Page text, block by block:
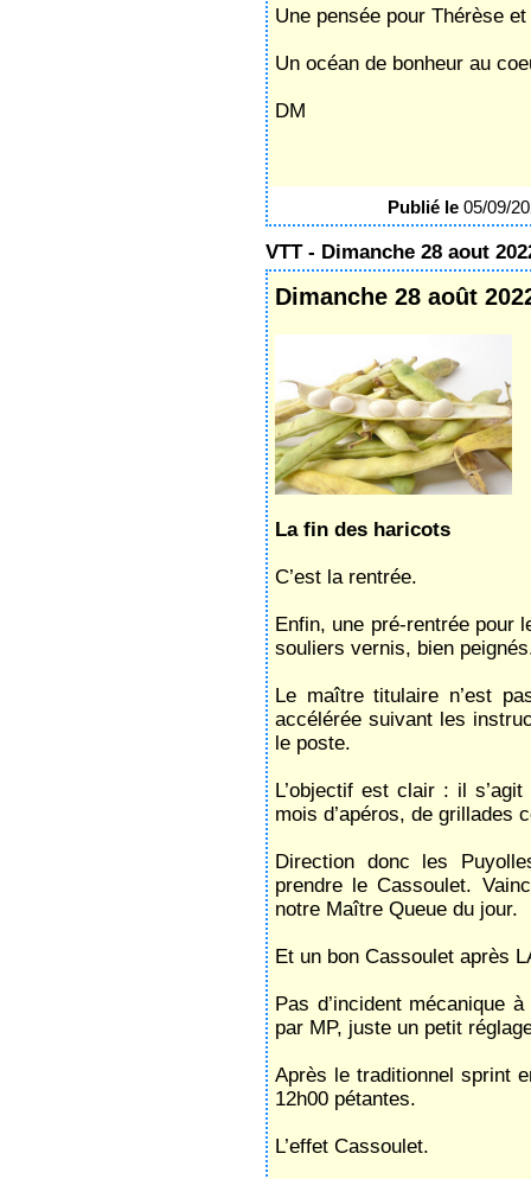
Une pensée pour Thérèse
Un océan de bonheur au
DM
Publié le 05/09/
VTT - Dimanche 28 aout
Dimanche 28 août
La fin des haricots
C’est la rentrée.
Enfin, une pré-rentrée pour
souliers vernis, bien
Le maître titulaire n’est
accélérée suivant les
le poste.
L’objectif est clair : il
mois d’apéros, de
Direction donc les
prendre le Cassoulet.
notre Maître Queue du jour.
Et un bon Cassoulet après
Pas d’incident mécanique
par MP, juste un petit
Après le traditionnel sprint
12h00 pétantes.
L’effet Cassoulet.